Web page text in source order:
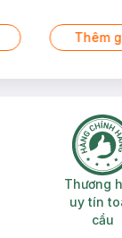
cảm giác rát
Thêm
miễn phíThương
uy tín
cầu